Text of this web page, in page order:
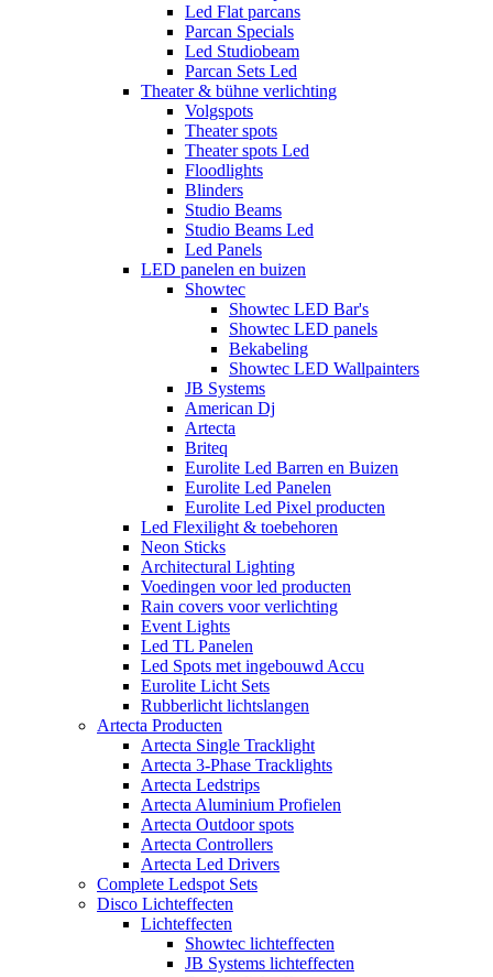
Led Flat parcans
Parcan Specials
Led Studiobeam
Parcan Sets Led
Theater & bühne verlichting
Volgspots
Theater spots
Theater spots Led
Floodlights
Blinders
Studio Beams
Studio Beams Led
Led Panels
LED panelen en buizen
Showtec
Showtec LED Bar's
Showtec LED panels
Bekabeling
Showtec LED Wallpainters
JB Systems
American Dj
Artecta
Briteq
Eurolite Led Barren en Buizen
Eurolite Led Panelen
Eurolite Led Pixel producten
Led Flexilight & toebehoren
Neon Sticks
Architectural Lighting
Voedingen voor led producten
Rain covers voor verlichting
Event Lights
Led TL Panelen
Led Spots met ingebouwd Accu
Eurolite Licht Sets
Rubberlicht lichtslangen
Artecta Producten
Artecta Single Tracklight
Artecta 3-Phase Tracklights
Artecta Ledstrips
Artecta Aluminium Profielen
Artecta Outdoor spots
Artecta Controllers
Artecta Led Drivers
Complete Ledspot Sets
Disco Lichteffecten
Lichteffecten
Showtec lichteffecten
JB Systems lichteffecten